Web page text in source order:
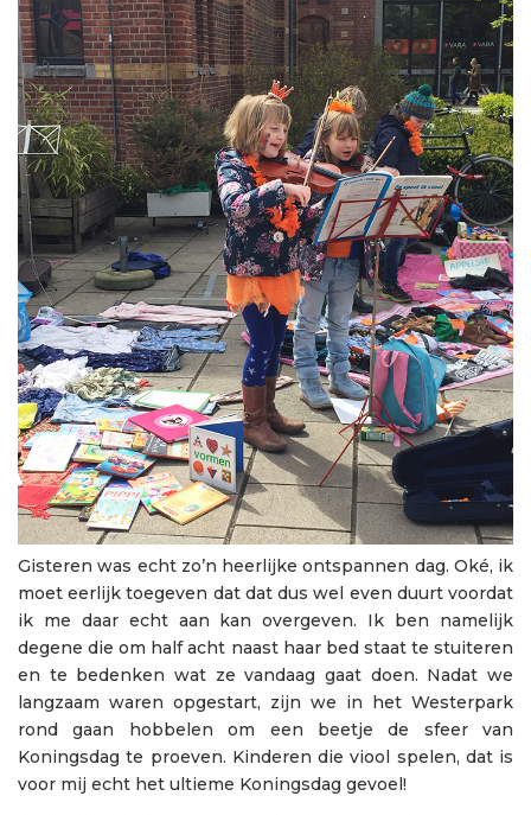
Gisteren was echt zo’n heerlijke ontspannen dag. Oké, ik
moet eerlijk toegeven dat dat dus wel even duurt voordat
ik me daar echt aan kan overgeven. Ik ben namelijk
degene die om half acht naast haar bed staat te stuiteren
en te bedenken wat ze vandaag gaat doen. Nadat we
langzaam waren opgestart, zijn we in het Westerpark
rond gaan hobbelen om een beetje de sfeer van
Koningsdag te proeven. Kinderen die viool spelen, dat is
voor mij echt het ultieme Koningsdag gevoel!